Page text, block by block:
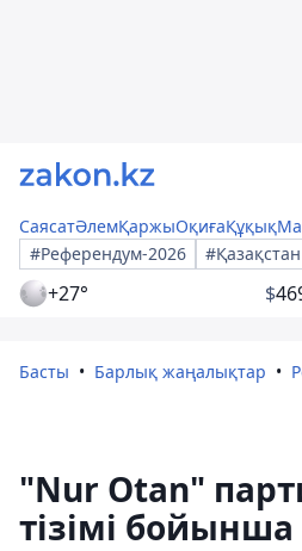
СаясатӘлемҚаржыОқиғаҚұқық
#Референдум-2026
+27° $
Басты Барлық жаңалықтар
"Nur Otan"
тізімі